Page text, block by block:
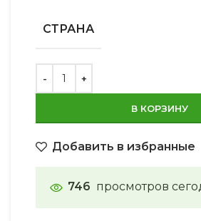
СТРАНА
В КОРЗИНУ
Добавить в избранные
746 просмотров